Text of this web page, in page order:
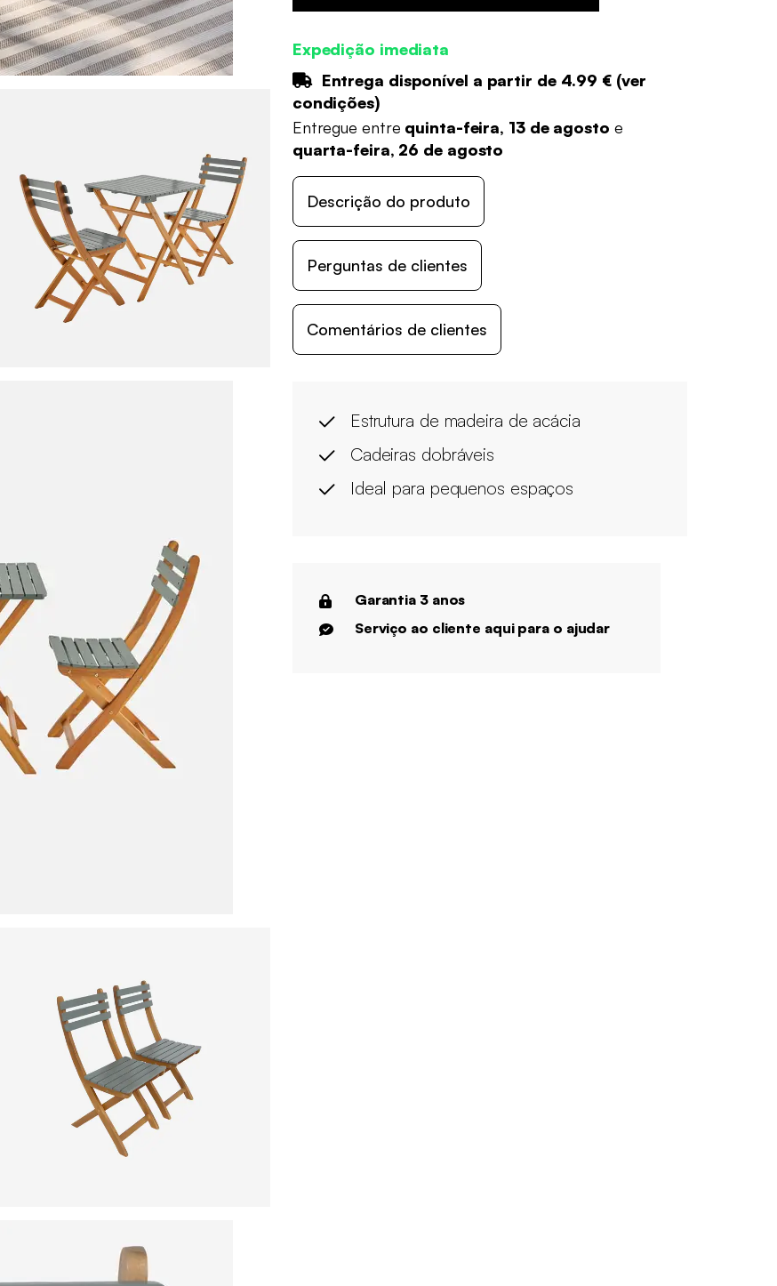
Expedição imediata
Entrega disponível a partir de 4.99 € (ver
condições)
Entregue entre quinta-feira, 13 de agosto e
quarta-feira, 26 de agosto
Descrição do produto
Perguntas de clientes
Comentários de clientes
Estrutura de madeira de acácia
Cadeiras dobráveis
Ideal para pequenos espaços
Garantia 3 anos
Serviço ao cliente aqui para o ajudar